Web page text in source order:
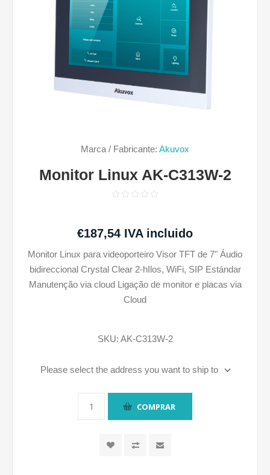
Marca / Fabricante: Akuvox
Monitor Linux AK-C313W-2
€187,54 IVA incluido
Monitor Linux para videoporteiro Visor TFT de 7" Áudio
bidireccional Crystal Clear 2-hIlos, WiFi, SIP Estándar
Manutenção via cloud Ligação de monitor e placas via
Cloud
SKU: AK-C313W-2
Please select the address you want to ship to
COMPRAR